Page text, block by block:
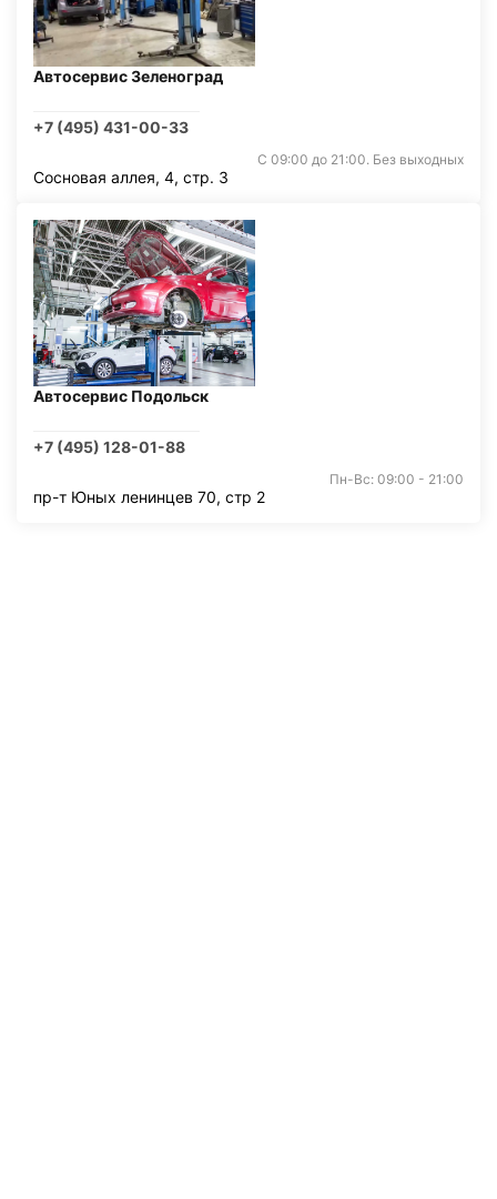
Автосервис Зеленоград
+7 (495) 431-00-33
С 09:00 до 21:00. Без выходных
Сосновая аллея, 4, стр. 3
Автосервис Подольск
+7 (495) 128-01-88
Пн-Вс: 09:00 - 21:00
пр-т Юных ленинцев 70, стр 2